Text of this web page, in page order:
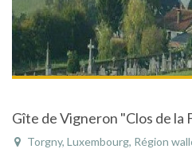
Torgny, Luxembourg, Région